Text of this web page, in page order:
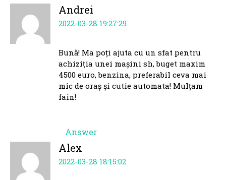
Andrei
2022-03-28 19:27:29
Bună! Ma poți ajuta cu un sfat pentru
achiziția unei mașini sh, buget maxim
4500 euro, benzina, preferabil ceva mai
mic de oraș și cutie automata! Mulțam
fain!
Answer
Alex
2022-03-28 18:15:02